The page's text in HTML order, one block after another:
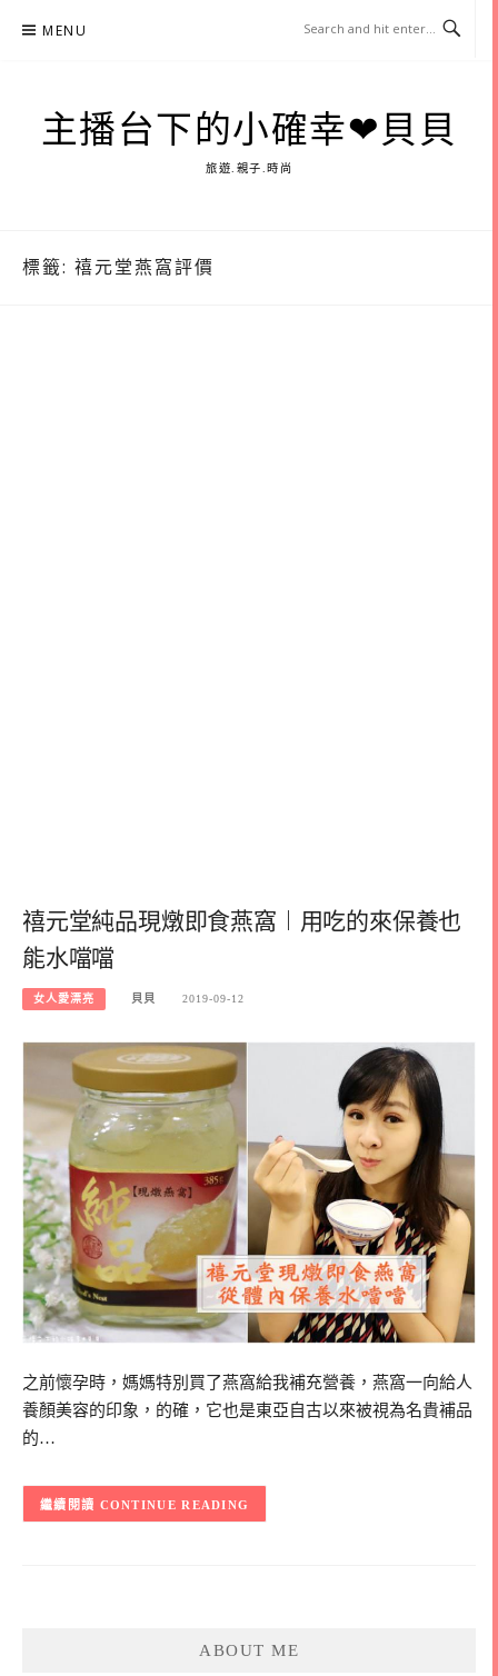
MENU
主播台下的小確幸❤貝貝
旅遊.親子.時尚
標籤: 禧元堂燕窩評價
禧元堂純品現燉即食燕窩︱用吃的來保養也
能水噹噹
女人愛漂亮 貝貝 2019-09-12
之前懷孕時，媽媽特別買了燕窩給我補充營養，燕窩一向給人
養顏美容的印象，的確，它也是東亞自古以來被視為名貴補品
的…
CONTINUE READING
ABOUT ME